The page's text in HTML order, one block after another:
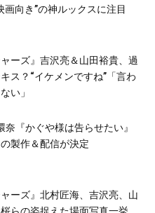
画向き”の神ルックスに注目
ャーズ』吉沢亮＆山田裕貴、過
ス？“イケメンですね”「言わ
い」
奈『かぐや様は告らせたい』
製作＆配信が決定
ャーズ』北村匠海、吉沢亮、山